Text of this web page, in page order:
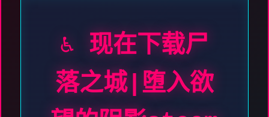
♿ 现在下载尸
落之城|堕入欲